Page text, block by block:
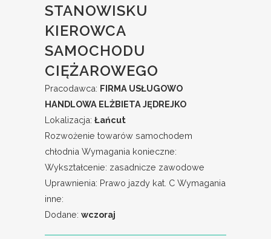
STANOWISKU
KIEROWCA
SAMOCHODU
CIĘŻAROWEGO
Pracodawca: FIRMA USŁUGOWO
HANDLOWA ELŻBIETA JĘDREJKO
Lokalizacja: Łańcut
Rozwożenie towarów samochodem
chłodnia Wymagania konieczne:
Wykształcenie: zasadnicze zawodowe
Uprawnienia: Prawo jazdy kat. C Wymagania
inne:
Dodane: wczoraj